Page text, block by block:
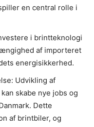
en central rolle i
i brintteknologi
af importeret
energisikkerhed.
Udvikling af
skabe nye jobs og
Dette
af brintbiler, og